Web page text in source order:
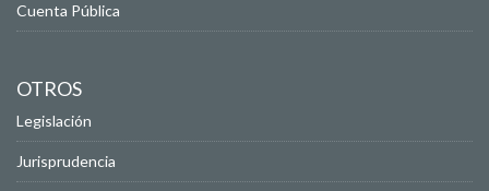
Cuenta Pública
OTROS
Legislación
Jurisprudencia